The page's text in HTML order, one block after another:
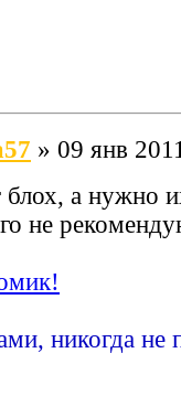
» 09 янв
а нужно
не
никогда не